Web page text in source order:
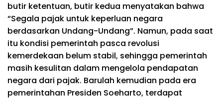
butir ketentuan, butir kedua menyatakan bahwa
“Segala pajak untuk keperluan negara
berdasarkan Undang-Undang”. Namun, pada saat
itu kondisi pemerintah pasca revolusi
kemerdekaan belum stabil, sehingga pemerintah
masih kesulitan dalam mengelola pendapatan
negara dari pajak. Barulah kemudian pada era
pemerintahan Presiden Soeharto, terdapat